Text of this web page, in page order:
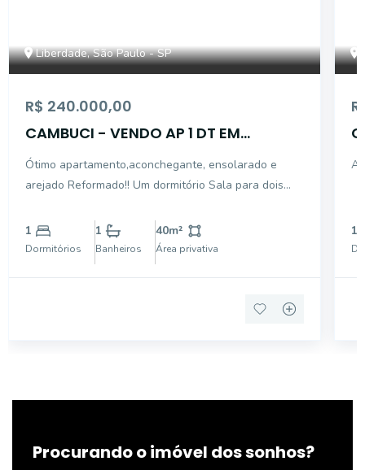
Liberdade, São Paulo - SP
R$ 240.000,00
CAMBUCI - VENDO AP 1 DT EM
EXCELENTE ESTADO
Ótimo apartamento,aconchegante, ensolarado e
arejado Reformado!! Um dormitório Sala para dois
Armários planejados na cozinha Armários planejados
no dormitório Teto com acabamento em ges
1
Dormitórios
1
Banheiros
40m²
Área privativa
1
Procurando o imóvel dos sonhos?